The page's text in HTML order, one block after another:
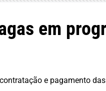
em
e pagamento